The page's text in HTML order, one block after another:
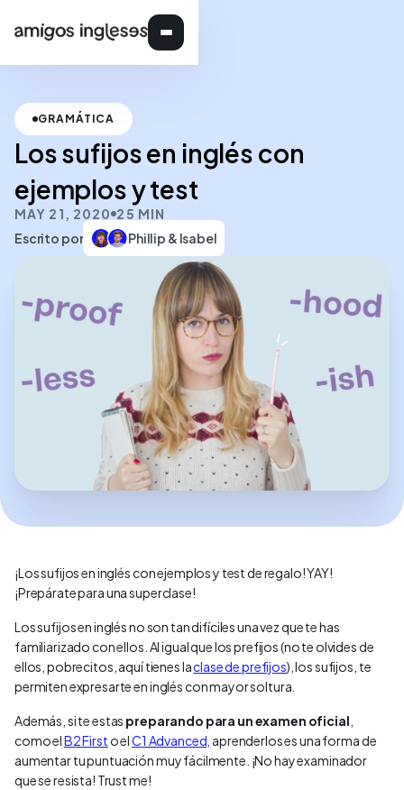
GRAMÁTICA
Los sufijos en inglés con
ejemplos y test
MAY 21, 2020 25 MIN
Escrito por
Phillip & Isabel
¡Los sufijos en inglés con ejemplos y test de regalo! YAY!
¡Prepárate para una superclase!
Los sufijos en inglés no son tan difíciles una vez que te has
familiarizado con ellos. Al igual que los prefijos (no te olvides de
ellos, pobrecitos, aquí tienes laclase de prefijos), los sufijos, te
permiten expresarte en inglés con mayor soltura.
Además, si te estas preparando para un examen oficial
como elB2 First o elC1 Advanced, aprenderlos es una forma de
aumentar tu puntuación muy fácilmente. ¡No hay examinador
que se resista! Trust me!